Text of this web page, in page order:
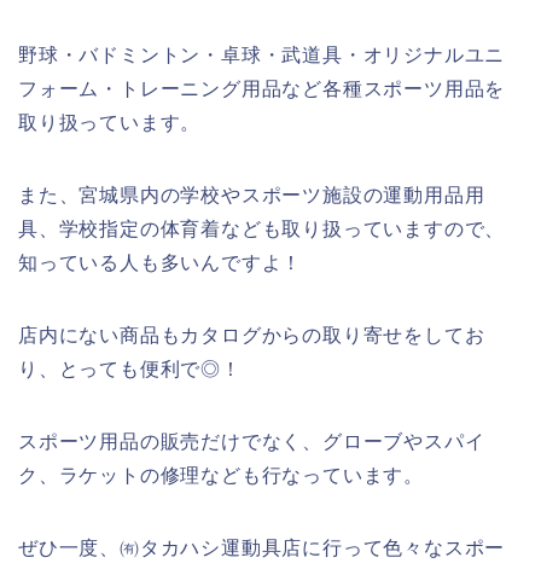
野球・バドミントン・卓球・武道具・オリジナルユニ
フォーム・トレーニング用品など各種スポーツ用品を
取り扱っています。
また、宮城県内の学校やスポーツ施設の運動用品用
具、学校指定の体育着なども取り扱っていますので、
知っている人も多いんですよ！
店内にない商品もカタログからの取り寄せをしてお
り、とっても便利で◎！
スポーツ用品の販売だけでなく、グローブやスパイ
ク、ラケットの修理なども行なっています。
ぜひ一度、㈲タカハシ運動具店に行って色々なスポー